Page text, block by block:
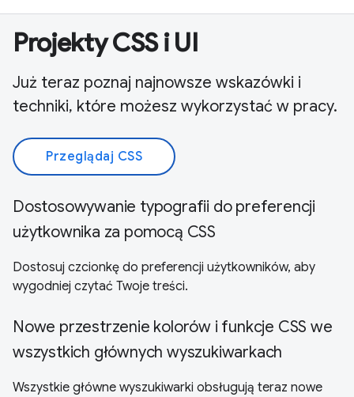
Projekty CSS i UI
Już teraz poznaj najnowsze wskazówki i
techniki, które możesz wykorzystać w pracy.
Przeglądaj CSS
Dostosowywanie typografii do preferencji
użytkownika za pomocą CSS
Dostosuj czcionkę do preferencji użytkowników, aby
wygodniej czytać Twoje treści.
Nowe przestrzenie kolorów i funkcje CSS we
wszystkich głównych wyszukiwarkach
Wszystkie główne wyszukiwarki obsługują teraz nowe